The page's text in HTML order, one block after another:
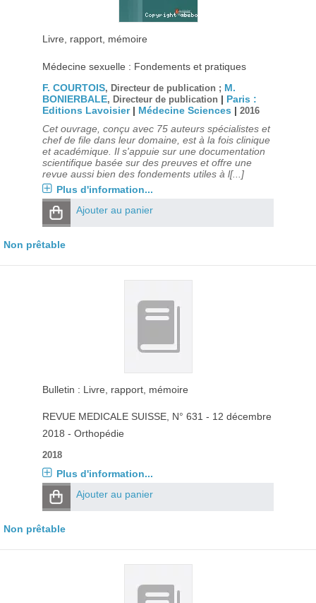
Livre, rapport, mémoire
Médecine sexuelle : Fondements et pratiques
F. COURTOIS, Directeur de publication ; M.
BONIERBALE, Directeur de publication | Paris :
Editions Lavoisier| Médecine Sciences | 2016
Cet ouvrage, conçu avec 75 auteurs spécialistes et
chef de file dans leur domaine, est à la fois clinique
et académique. Il s'appuie sur une documentation
scientifique basée sur des preuves et offre une
revue aussi bien des fondements utiles à l[...]
Plus d'information...
Ajouter au panier
Non prêtable
Bulletin : Livre, rapport, mémoire
REVUE MEDICALE SUISSE, N° 631 - 12 décembre
2018 - Orthopédie
2018
Plus d'information...
Ajouter au panier
Non prêtable